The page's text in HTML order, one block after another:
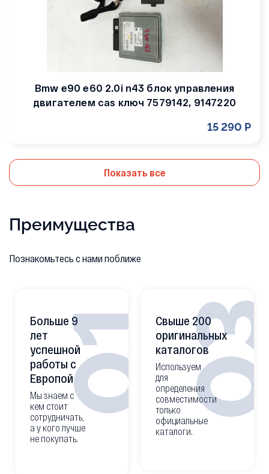
Bmw e90 e60 2.0i n43 блок управления
двигателем cas ключ 7579142, 9147220
15 290 Р
Показать все
Преимущества
Познакомьтесь с нами поближе
01
Больше 9
лет
успешной
работы с
Европой
Мы знаем с
кем стоит
сотрудничать,
а у кого лучше
не покупать.
Свыше 200
оригинальных
каталогов
Используем
для
определения
совместимости
только
официальные
каталоги.